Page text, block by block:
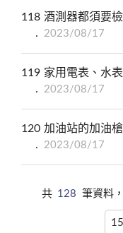
118 酒測器都須要
2023/08/17
119 家用電表、水
2023/08/17
120 加油站的加油
2023/08/17
共 128 筆資料，